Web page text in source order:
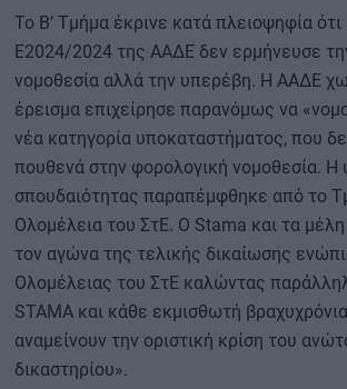
Το Β’ Τμήμα έκρινε κατά πλειοψηφία ότι
Ε2024/2024 της ΑΑΔΕ δεν ερμήνευσε
νομοθεσία αλλά την υπερέβη. Η ΑΑΔΕ
έρεισμα επιχείρησε παρανόμως να
νέα κατηγορία υποκαταστήματος, που
πουθενά στην φορολογική νομοθεσία.
σπουδαιότητας παραπέμφθηκε από το
Ολομέλεια του ΣτΕ. Ο Stama και τα
τον αγώνα της τελικής δικαίωσης
Ολομέλειας του ΣτΕ καλώντας
STAMA και κάθε εκμισθωτή
αναμείνουν την οριστική κρίση του
δικαστηρίου».